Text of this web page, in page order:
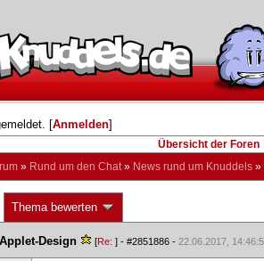
[Anmelden]
Übersicht der Foren
» Rund um den Chat » News rund um Knuddel »
Thema bewerten
Design [Re: ] - #2851886 - 22.06.2017,